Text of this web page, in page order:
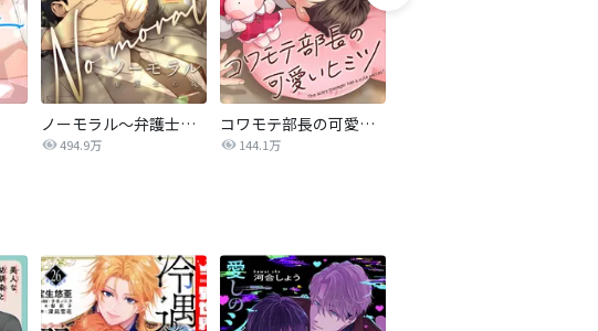
ノーモラル～弁護士の掟～
494.9万
コワモテ部長の可愛いヒミツ
144.1万